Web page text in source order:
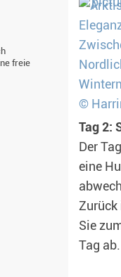
freie
Tag 2:
Der
eine
Zurück
Sie
Tag ab.